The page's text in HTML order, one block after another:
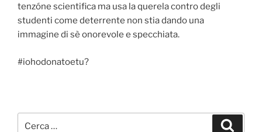
tenzóne scientifica ma usa la querela contro degli
studenti come deterrente non stia dando una
immagine di sè onorevole e specchiata.
#iohodonatoetu?